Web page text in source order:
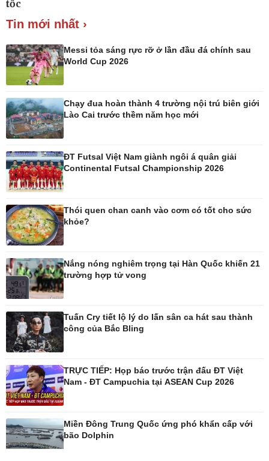
Pháp luật
Vụ án
Tin nóng
Tư vấn luật
Thể thao
Bóng đá Việt Nam
Thế giới thể thao
Ô tô - Xe máy
Xe máy
Tư vấn
Doanh nghiệp 24h
Công nghệ
Sành điệu
Sức khỏe
tốc
Tin mới nhất ›
Messi tỏa sáng rực rỡ ở lần đầu đá chính sau
World Cup 2026
Chạy đua hoàn thành 4 trường nội trú biên giới
Lào Cai trước thềm năm học mới
ĐT Futsal Việt Nam giành ngôi á quân giải
Continental Futsal Championship 2026
Thói quen chan canh vào cơm có tốt cho sức
khỏe?
Nắng nóng nghiêm trọng tại Hàn Quốc khiến 21
trường hợp tử vong
Tuấn Cry tiết lộ lý do lấn sân ca hát sau thành
công của Bắc Bling
TRỰC TIẾP: Họp báo trước trận đấu ĐT Việt
Nam - ĐT Campuchia tại ASEAN Cup 2026
Miền Đông Trung Quốc ứng phó khẩn cấp với
bão Dolphin